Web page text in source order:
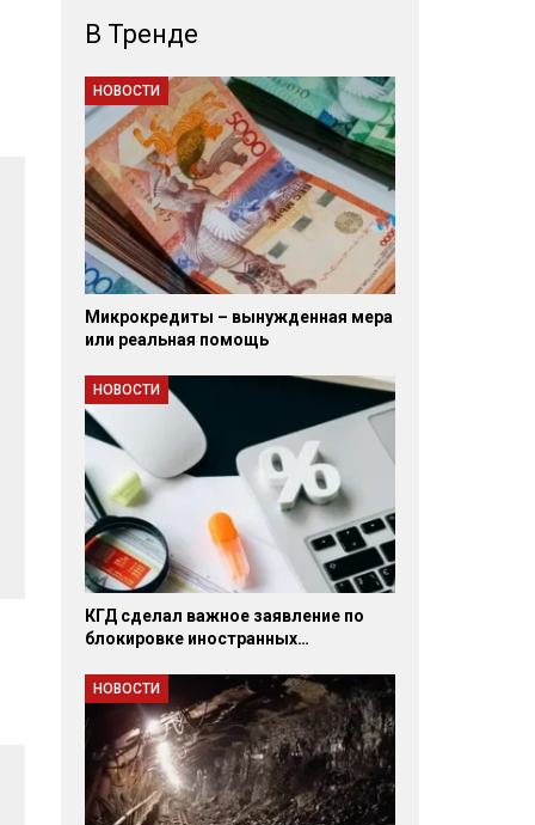
В Тренде
НОВОСТИ
Микрокредиты – вынужденная мера
или реальная помощь
НОВОСТИ
КГД сделал важное заявление по
блокировке иностранных…
НОВОСТИ